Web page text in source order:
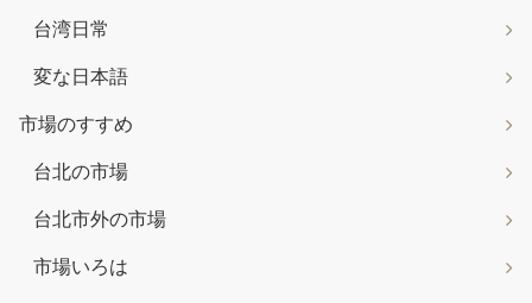
台湾日常
変な日本語
市場のすすめ
台北の市場
台北市外の市場
市場いろは